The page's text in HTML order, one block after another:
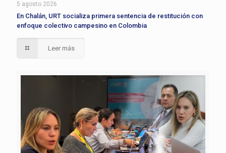
5 agosto 2026
En Chalán, URT socializa primera sentencia de restitución con
enfoque colectivo campesino en Colombia
Leer más